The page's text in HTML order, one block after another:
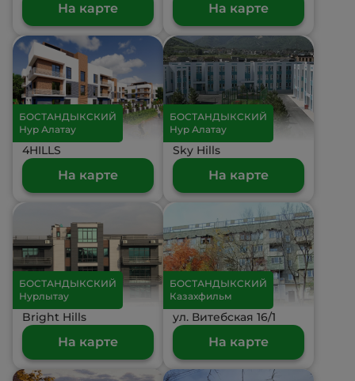
На карте На карте
БОСТАНДЫКСКИЙ
Нур Алатау
4HILLS
На карте
БОСТАНДЫКСКИЙ
Нур Алатау
Sky Hills
На карте
БОСТАНДЫКСКИЙ
Нурлытау
Bright Hills
На карте
БОСТАНДЫКСКИЙ
Казахфильм
ул. Витебская 16/1
На карте